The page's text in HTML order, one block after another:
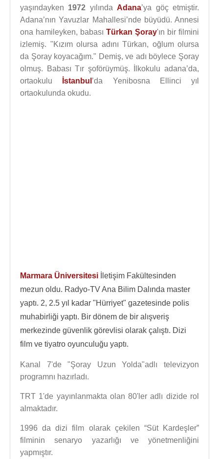
yaşındayken 1972 yılındaAdana’ya göç etmiştir.
Adana’nın Yavuzlar Mahallesi’nde büyüdü. Annesi
ona hamileyken, babası Türkan Şoray'ın bir filmini
izlemiş. "Kızım olursa adını Türkan, oğlum olursa
da Şoray koyacağım." Demiş, ve adı böylece Şoray
olmuş. Babası Tır şoförüymüş. İlkokulu adana’da,
ortaokulu
İstanbul ’da Yenibosna Ellinci yıl
ortaokulunda okudu.
Marmara Üniversitesi İletişim Fakültesinden
mezun oldu. Radyo-TV Ana Bilim Dalında master
yaptı. 2, 2.5 yıl kadar "Hürriyet" gazetesinde polis
muhabirliği yaptı. Bir dönem de bir alışveriş
merkezinde güvenlik görevlisi olarak çalıştı. Dizi
film ve tiyatro oyunculuğu yaptı.
Kanal 7'de "Şoray Uzun Yolda"adlı televizyon
programnı hazırladı.
TRT 1'de yayınlanmakta olan 80'ler adlı dizide rol
almaktadır.
1996 da dizi film olarak çekilen “Süt Kardeşler”
filminin senaryo yazarlığı ve yönetmenliğini
yapmıştır.